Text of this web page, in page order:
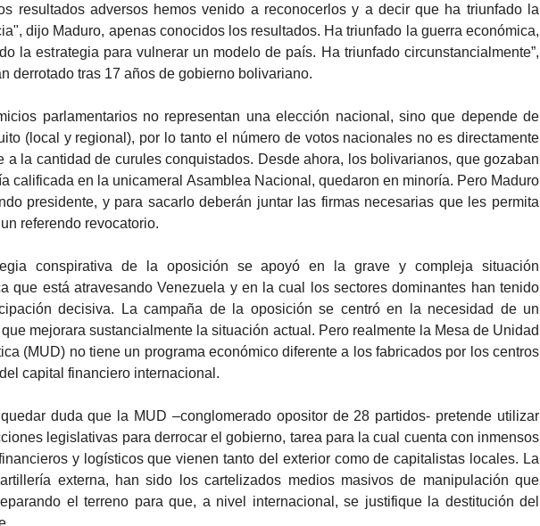
resultados adversos hemos venido a reconocerlos y a decir que ha triunfado la
dijo Maduro, apenas conocidos los resultados. Ha triunfado la guerra económica,
la estrategia para vulnerar un modelo de país. Ha triunfado circunstancialmente”,
derrotado tras 17 años de gobierno bolivariano.
parlamentarios no representan una elección nacional, sino que depende de
(local y regional), por lo tanto el número de votos nacionales no es directamente
a la cantidad de curules conquistados. Desde ahora, los bolivarianos, que gozaban
calificada en la unicameral Asamblea Nacional, quedaron en minoría. Pero Maduro
presidente, y para sacarlo deberán juntar las firmas necesarias que les permita
referendo revocatorio.
conspirativa de la oposición se apoyó en la grave y compleja situación
que está atravesando Venezuela y en la cual los sectores dominantes han tenido
decisiva. La campaña de la oposición se centró en la necesidad de un
que mejorara sustancialmente la situación actual. Pero realmente la Mesa de Unidad
(MUD) no tiene un programa económico diferente a los fabricados por los centros
capital financiero internacional.
duda que la MUD –conglomerado opositor de 28 partidos- pretende utilizar
legislativas para derrocar el gobierno, tarea para la cual cuenta con inmensos
y logísticos que vienen tanto del exterior como de capitalistas locales. La
externa, han sido los cartelizados medios masivos de manipulación que
el terreno para que, a nivel internacional, se justifique la destitución del